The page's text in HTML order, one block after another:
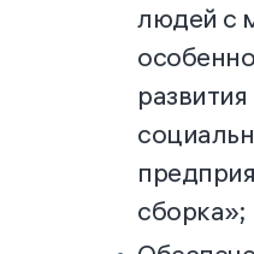
людей с
сборка»;